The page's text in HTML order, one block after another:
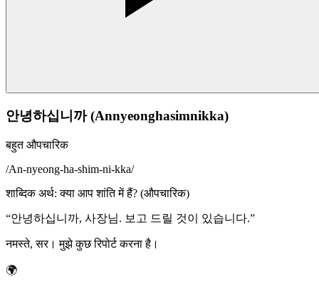
안녕하십니까 (Annyeonghasimnikka)
बहुत औपचारिक
/An-nyeong-ha-shim-ni-kka/
शाब्दिक अर्थ: क्या आप शांति में हैं? (औपचारिक)
“안녕하십니까, 사장님. 보고 드릴 것이 있습니다.”
नमस्ते, सर। मुझे कुछ रिपोर्ट करना है।
🌍